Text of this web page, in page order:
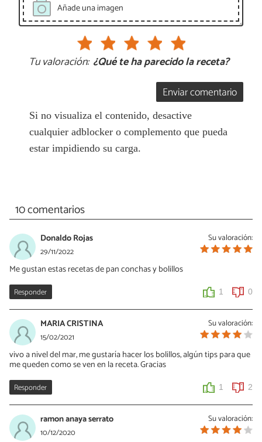
Añade una imagen
Tu valoración: ¿Qué te ha parecido la receta?
Enviar comentario
Si no visualiza el contenido, desactive
cualquier adblocker o complemento que pueda
estar impidiendo su carga.
10 comentarios
Su valoración:
Donaldo Rojas
29/11/2022
Me gustan estas recetas de pan conchas y bolillos
Responder 1 0
Su valoración:
MARIA CRISTINA
15/02/2021
vivo a nivel del mar, me gustaría hacer los bolillos, algún tips para que
me queden como se ven en la receta. Gracias
Responder 1 2
Su valoración:
ramon anaya serrato
10/12/2020